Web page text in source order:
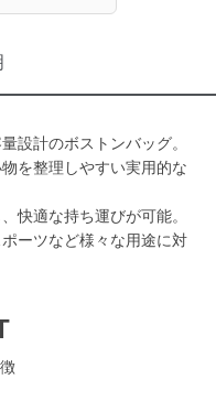
設計のボストンバッグ。
を整理しやすい実用的な
快適な持ち運びが可能。
ーツなど様々な用途に対